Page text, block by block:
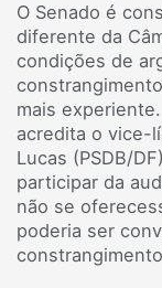
O Senado é
diferente da
condições de
mais
acredita o vice-
Lucas (PSDB/
participar da
não se
poderia ser